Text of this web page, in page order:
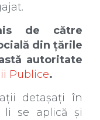
de către
din țările
autoritate
Publice.
detașați în
li se aplică și